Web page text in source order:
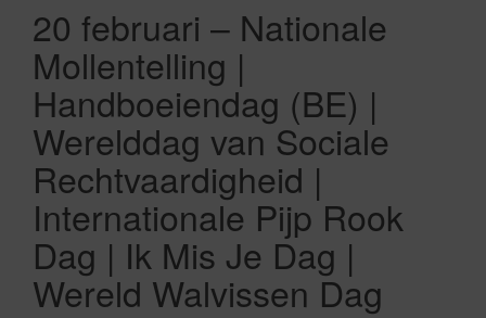
20 februari – Nationale
Mollentelling |
Handboeiendag (BE) |
Werelddag van Sociale
Rechtvaardigheid |
Internationale Pijp Rook
Dag | Ik Mis Je Dag |
Wereld Walvissen Dag